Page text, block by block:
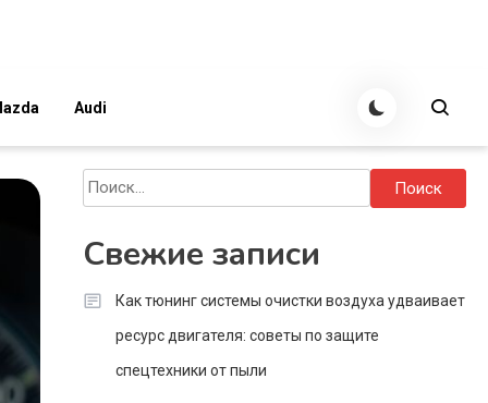
Audi
Найти:
Свежие записи
Как тюнинг системы очистки воздуха удваивает
ресурс двигателя: советы по защите
спецтехники от пыли